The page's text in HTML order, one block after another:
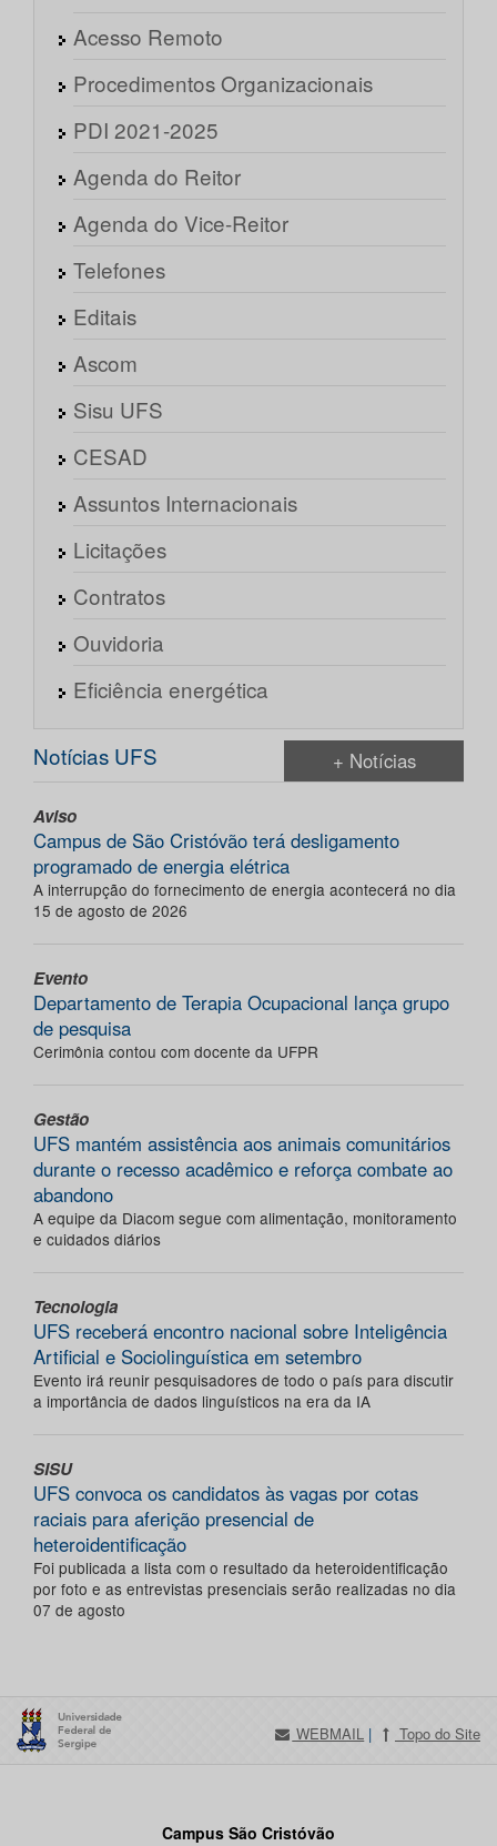
Acesso Remoto
Procedimentos Organizacionais
PDI 2021-2025
Agenda do Reitor
Agenda do Vice-Reitor
Telefones
Editais
Ascom
Sisu UFS
CESAD
Assuntos Internacionais
Licitações
Contratos
Ouvidoria
Eficiência energética
Notícias UFS + Notícias
Aviso
Campus de São Cristóvão terá desligamento
programado de energia elétrica
A interrupção do fornecimento de energia acontecerá no dia
15 de agosto de 2026
Evento
Departamento de Terapia Ocupacional lança grupo
de pesquisa
Cerimônia contou com docente da UFPR
Gestão
UFS mantém assistência aos animais comunitários
durante o recesso acadêmico e reforça combate ao
abandono
A equipe da Diacom segue com alimentação, monitoramento
e cuidados diários
Tecnologia
UFS receberá encontro nacional sobre Inteligência
Artificial e Sociolinguística em setembro
Evento irá reunir pesquisadores de todo o país para discutir
a importância de dados linguísticos na era da IA
SISU
UFS convoca os candidatos às vagas por cotas
raciais para aferição presencial de
heteroidentificação
Foi publicada a lista com o resultado da heteroidentificação
por foto e as entrevistas presenciais serão realizadas no dia
07 de agosto
WEBMAIL | Topo do Site
Campus São Cristóvão